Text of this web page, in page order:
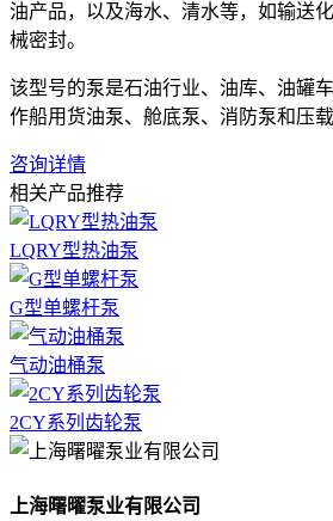
油产品，以及海水、清水等，如输送
械密封。
该型号的泵是石油行业、油库、油罐
作船用货油泵、舱底泵、消防泵和压
咨询详情
相关产品推荐
LQRY型热油泵
G型单螺杆泵
气动油桶泵
2CY系列齿轮泵
上海曙曜泵业有限公司